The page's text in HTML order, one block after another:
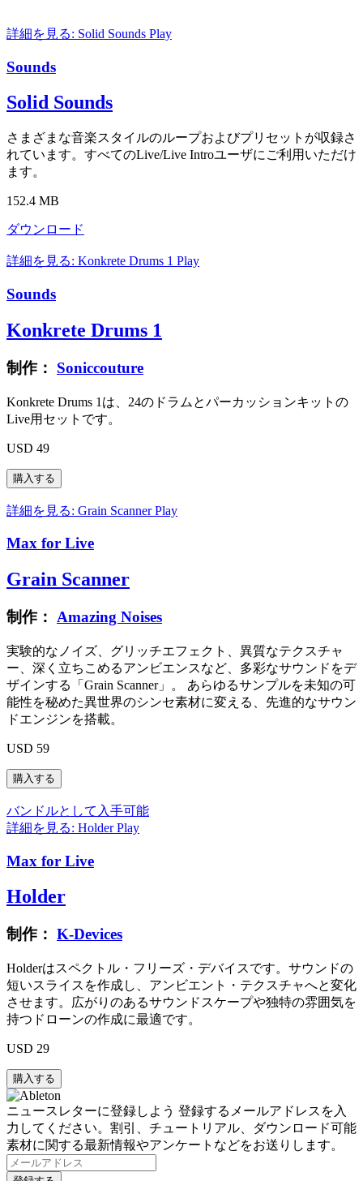
詳細を見る: Solid Sounds Play
Sounds
Solid Sounds
さまざまな音楽スタイルのループおよびプリセットが収録さ
れています。すべてのLive/Live Introユーザにご利用いただけ
ます。
152.4 MB
ダウンロード
詳細を見る: Konkrete Drums 1 Play
Sounds
Konkrete Drums 1
制作： Soniccouture
Konkrete Drums 1は、24のドラムとパーカッションキットの
Live用セットです。
USD 49
詳細を見る: Grain ScannerPlay
Max for Live
Grain Scanner
制作： Amazing Noises
実験的なノイズ、グリッチエフェクト、異質なテクスチャ
ー、深く立ちこめるアンビエンスなど、多彩なサウンドをデ
ザインする「Grain Scanner」。 あらゆるサンプルを未知の可
能性を秘めた異世界のシンセ素材に変える、先進的なサウン
ドエンジンを搭載。
USD 59
バンドルとして入手可能
詳細を見る: HolderPlay
Max for Live
Holder
制作： K-Devices
Holderはスペクトル・フリーズ・デバイスです。サウンドの
短いスライスを作成し、アンビエント・テクスチャへと変化
させます。広がりのあるサウンドスケープや独特の雰囲気を
持つドローンの作成に最適です。
USD 29
ニュースレターに登録しよう 登録するメールアドレスを入
力してください。割引、チュートリアル、ダウンロード可能
素材に関する最新情報やアンケートなどをお送りします。